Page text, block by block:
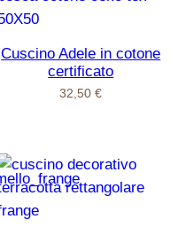
Cuscino Adele in cotone
certificato
32,50€